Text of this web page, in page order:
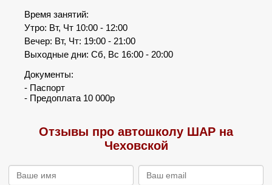
Время занятий:
Утро: Вт, Чт 10:00 - 12:00
Вечер: Вт, Чт: 19:00 - 21:00
Выходные дни: Сб, Вс 16:00 - 20:00
Документы:
- Паспорт
- Предоплата 10 000р
Отзывы про автошколу ШАР на
Чеховской